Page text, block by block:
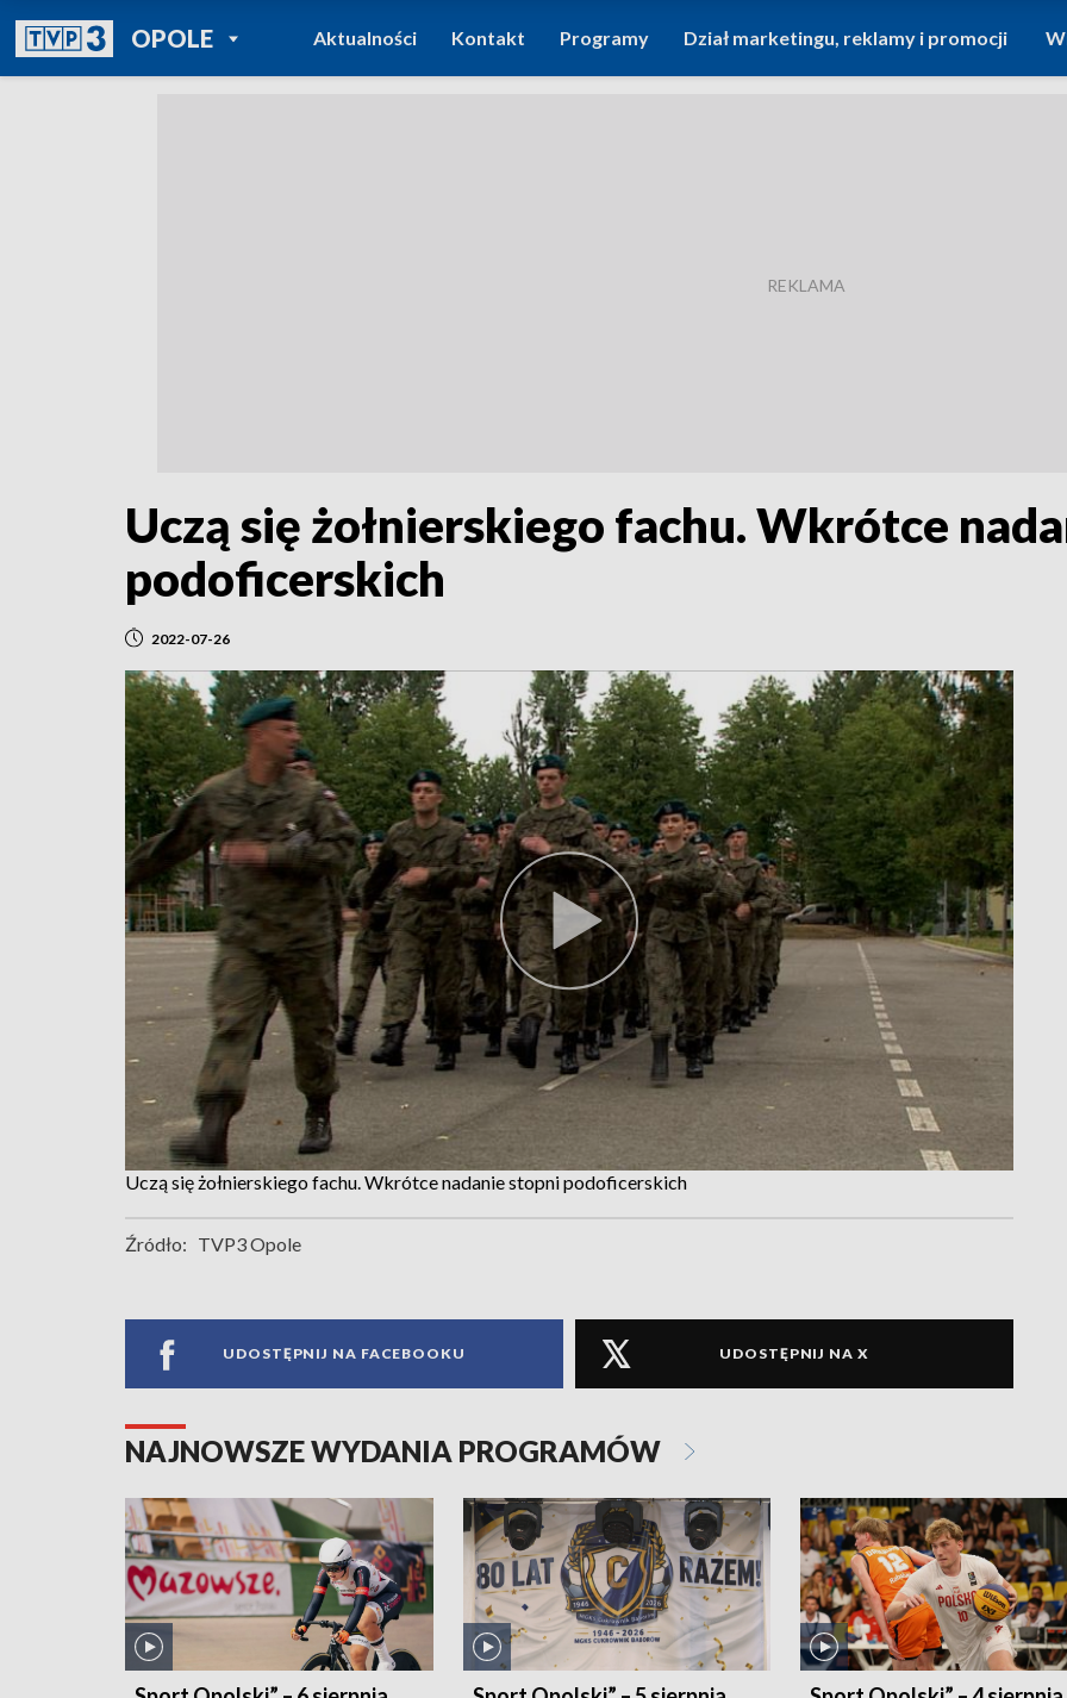
OPOLEPOWRÓT DO
TVP REGIONY
Aktualności Kontakt Programy Dział marketingu, reklamy i promocji
Uczą się żołnierskiego fachu. Wkrótce
podoficerskich
2022-07-26
Uczą się żołnierskiego fachu. Wkrótce nadanie stopni podoficerskich
Źródło: TVP3 Opole
UDOSTĘPNIJ NA FACEBOOKU UDOSTĘPNIJ NA X
NAJNOWSZE WYDANIA PROGRAMÓW